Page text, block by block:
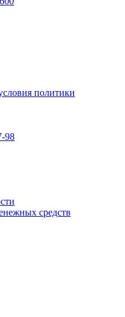
политики
98
средств